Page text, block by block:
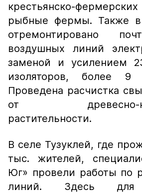
крестьянско-
рыбные фермы. Также
отремонтировано
воздушных линий
заменой и усилением
изоляторов, более 9
Проведена расчистка
от древесно-
растительности.
В селе Тузуклей, где
тыс. жителей,
Юг» провели работы по
линий. Здесь для